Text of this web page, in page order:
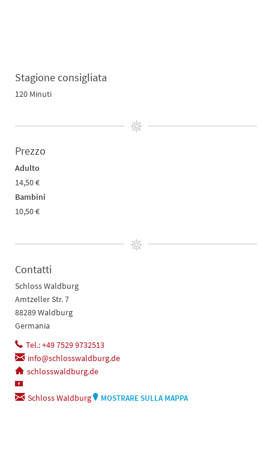
Stagione consigliata
120 Minuti
Prezzo
Adulto
14,50 €
Bambini
10,50 €
Contatti
Schloss Waldburg
Amtzeller Str. 7
88289 Waldburg
Germania
Tel.: +49 7529 9732513
info@schlosswaldburg.de
schlosswaldburg.de
Schloss Waldburg MOSTRARE SULLA MAPPA